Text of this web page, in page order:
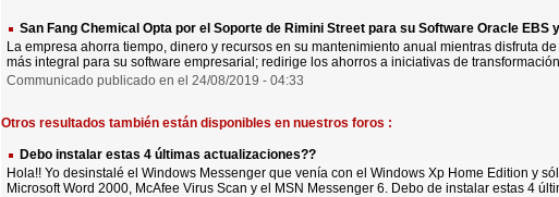
San Fang Chemical Opta por el Soporte de Rimini Street para su Software Oracle EBS
La empresa ahorra tiempo, dinero y recursos en su mantenimiento anual mientras disfruta
más integral para su software empresarial; redirige los ahorros a iniciativas de
Communicado publicado en el 24/08/2019 - 04:33
Otros resultados también están disponibles en nuestros foros :
Debo instalar estas 4 últimas actualizaciones??
Hola!! Yo desinstalé el Windows Messenger que venía con el Windows Xp Home Edition y
Microsoft Word 2000, McAfee Virus Scan y el MSN Messenger 6. Debo de instalar estas 4